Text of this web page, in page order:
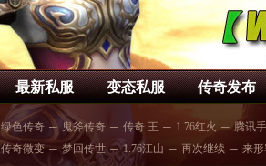
最新私服 变态私服 传奇发布
绿色传奇 ─ 鬼斧传奇 ─ 传奇 王 ─ 1.76红火 ─ 腾讯
传奇微变 ─ 梦回传世 ─ 1.76江山 ─ 再次继续 ─ 来